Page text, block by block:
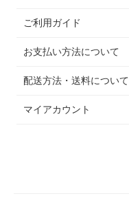
ご利用ガイド
お支払い方法について
配送方法・送料について
マイアカウント